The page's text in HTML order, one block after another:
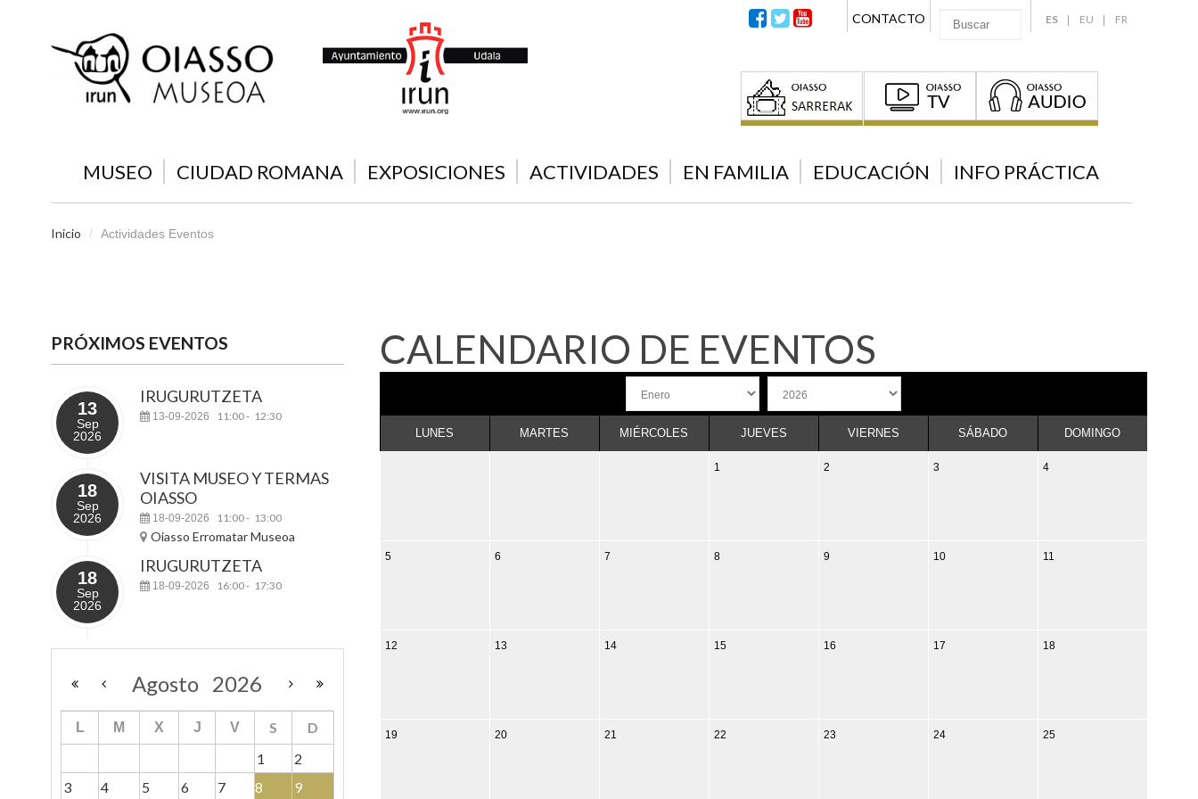
ES EU FR
CONTACTO
MUSEO CIUDAD ROMANA EXPOSICIONES ACTIVIDADES EN FAMILIA EDUCACIÓN INFO PRÁCTICA
Inicio / Actividades Eventos
CALENDARIO DE EVENTOS
LUNES MARTES MIÉRCOLES JUEVES VIERNES SÁBADO DOMINGO
1 2 3 4
5 6 7 8 9 10 11
12 13 14 15 16 17 18
19 20 21 22 23 24 25
PRÓXIMOS EVENTOS
13
Sep
2026
IRUGURUTZETA
13-09-2026 11:00- 12:30
18
Sep
2026
VISITA MUSEO Y TERMAS
OIASSO
18-09-2026 11:00- 13:00
Oiasso Erromatar Museoa
18
Sep
2026
IRUGURUTZETA
18-09-2026 16:00- 17:30
Agosto 2026
L M X J V S
D
1
2
3
4 5 6 7 8
9